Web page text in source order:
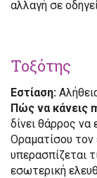
αλλαγή σε
Τοξότης
Εστίαση:
Πώς να κάνεις
δίνει θάρρος
Οραματίσου τον
υπερασπίζεται
εσωτερική